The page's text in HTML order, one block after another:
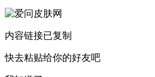
内容链接已复制
快去粘贴给你的好友吧